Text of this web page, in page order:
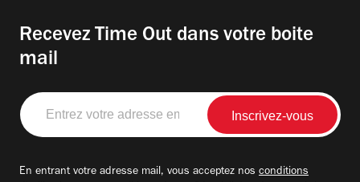
Recevez Time Out dans votre boite
mail
Entrez
votre
adresse
En entrant votre adresse mail, vous acceptez nos conditions